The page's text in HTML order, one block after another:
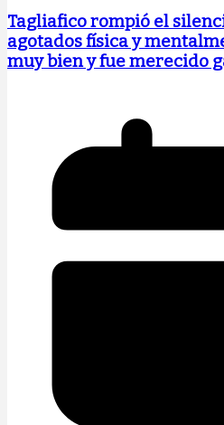
Tagliafico rompió el
agotados física y
muy bien y fue merecido